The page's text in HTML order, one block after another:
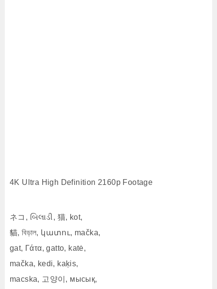
4K Ultra High Definition 2160p Footage
ネコ, બિલાડી, 猫, kot,
貓, বিড়াল, կատու, mačka,
gat, Γάτα, gatto, katė,
mačka, kedi, kaķis,
macska, 고양이, мысық,